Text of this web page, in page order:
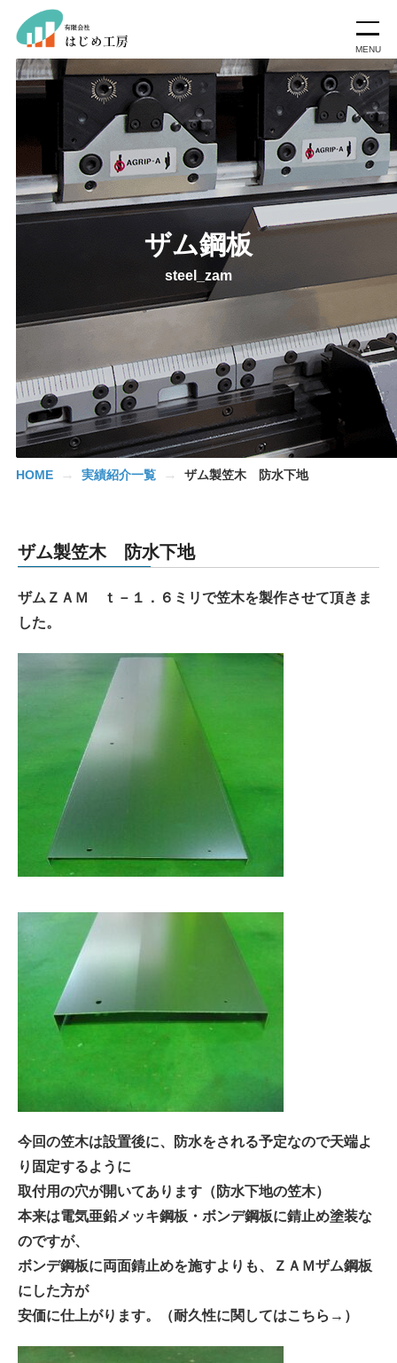
ザム鋼板
steel_zam
HOME → 実績紹介一覧 → ザム製笠木 防水下地
ザム製笠木 防水下地
ザムＺＡＭ ｔ－１．６ミリで笠木を製作させて頂きま
した。
今回の笠木は設置後に、防水をされる予定なので天端よ
り固定するように
取付用の穴が開いてあります（防水下地の笠木）
本来は電気亜鉛メッキ鋼板・ボンデ鋼板に錆止め塗装な
のですが、
ボンデ鋼板に両面錆止めを施すよりも、ＺＡＭザム鋼板
にした方が
安価に仕上がります。（耐久性に関してはこちら →）